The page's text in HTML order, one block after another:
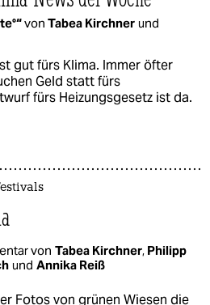
von Tabea Kirchner und
gut fürs Klima. Immer öfter
Geld statt fürs
fürs Heizungsgesetz ist da.
von Tabea Kirchner, Philipp
und Annika Reiß
Fotos von grünen Wiesen die